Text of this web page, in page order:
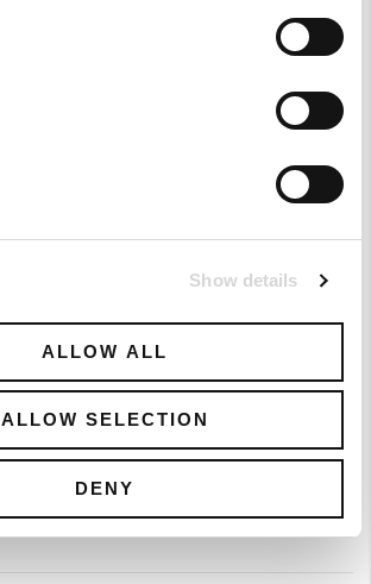
Show details
ALLOW ALL
ALLOW SELECTION
DENY
0,00 €